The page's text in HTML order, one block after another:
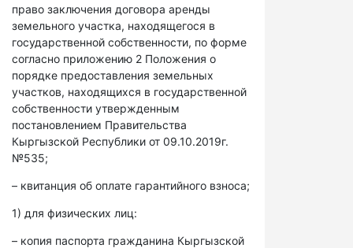
право заключения договора аренды
земельного участка, находящегося в
государственной собственности, по форме
согласно приложению 2 Положения о
порядке предоставления земельных
участков, находящихся в государственной
собственности утвержденным
постановлением Правительства
Кыргызской Республики от 09.10.2019г.
№535;
– квитанция об оплате гарантийного взноса;
1) для физических лиц:
– копия паспорта гражданина Кыргызской